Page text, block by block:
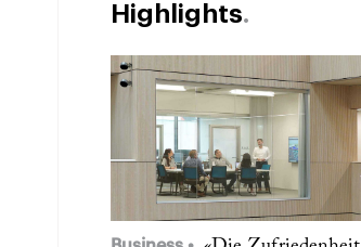
Highlights